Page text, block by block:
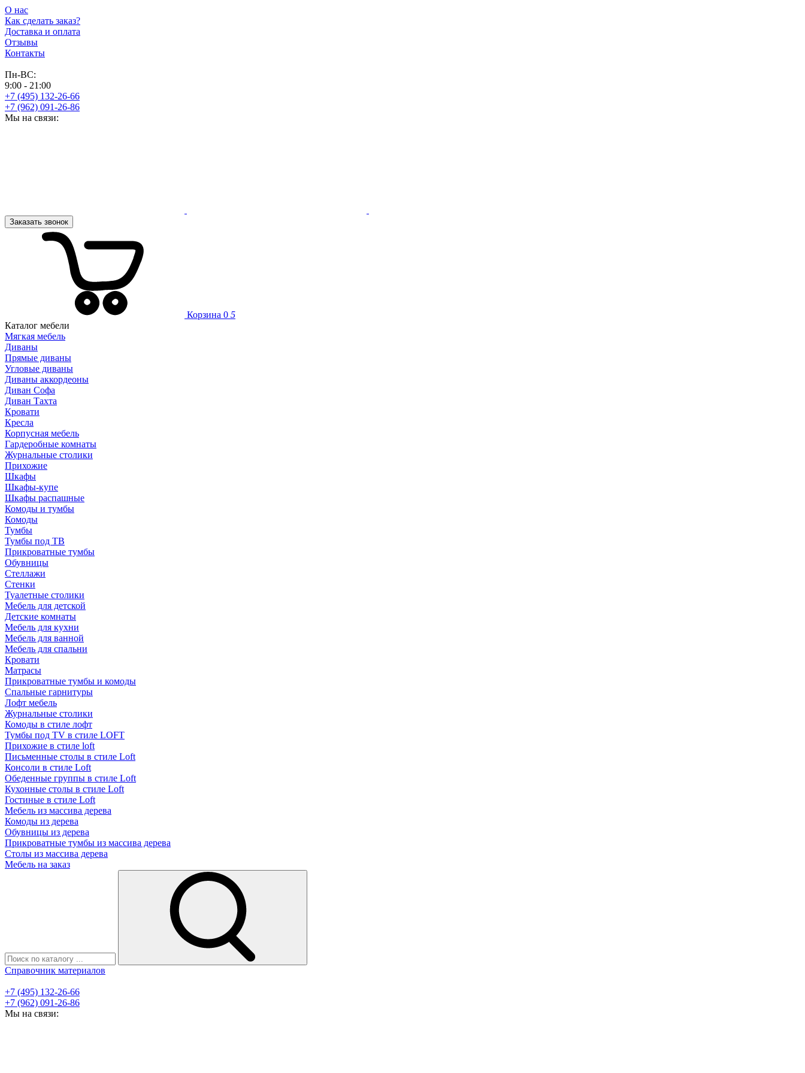
О нас
Как сделать заказ?
Доставка и оплата
Отзывы
Контакты
Пн-ВС:
9:00 - 21:00
+7 (495) 132-26-66
+7 (962) 091-26-86
Мы на связи:
Заказать звонок
Корзина 0 5
Каталог мебели
Мягкая мебель
Диваны
Прямые диваны
Угловые диваны
Диваны аккордеоны
Диван Софа
Диван Тахта
Кровати
Кресла
Корпусная мебель
Гардеробные комнаты
Журнальные столики
Прихожие
Шкафы
Шкафы-купе
Шкафы распашные
Комоды и тумбы
Комоды
Тумбы
Тумбы под ТВ
Прикроватные тумбы
Обувницы
Стеллажи
Стенки
Туалетные столики
Мебель для детской
Детские комнаты
Мебель для кухни
Мебель для ванной
Мебель для спальни
Кровати
Матрасы
Прикроватные тумбы и комоды
Спальные гарнитуры
Лофт мебель
Журнальные столики
Комоды в стиле лофт
Тумбы под TV в стиле LOFT
Прихожие в стиле loft
Письменные столы в стиле Loft
Консоли в стиле Loft
Обеденные группы в стиле Loft
Кухонные столы в стиле Loft
Гостиные в стиле Loft
Мебель из массива дерева
Комоды из дерева
Обувницы из дерева
Прикроватные тумбы из массива дерева
Столы из массива дерева
Мебель на заказ
Справочник материалов
+7 (495) 132-26-66
+7 (962) 091-26-86
Мы на связи: